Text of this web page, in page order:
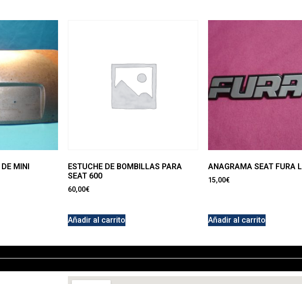
MINI
ESTUCHE DE BOMBILLAS PARA
SEAT 600
60,00€
Añadir al carrito
ANAGRAMA SEAT FURA L
15,00€
Añadir al carrito